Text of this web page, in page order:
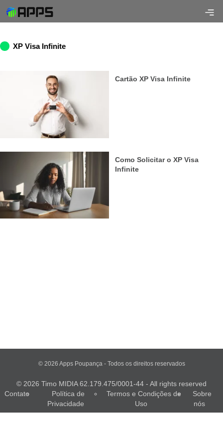
XP Visa Infinite
Cartão XP Visa Infinite
Como Solicitar o XP Visa
Infinite
© 2026 Apps Poupança - Todos os direitos reservados
© 2026 Timo MIDIA 62.179.475/0001-44 - All rights reserved
Contato
Política de
Privacidade
Termos e Condições de
Uso
Sobre
nós